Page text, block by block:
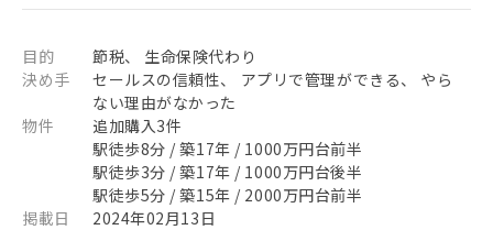
目的
節税、 生命保険代わり
決め手
セールスの信頼性、 アプリで管理ができる、 やら
ない理由がなかった
物件
追加購入3件
駅徒歩8分 / 築17年 / 1000万円台前半
駅徒歩3分 / 築17年 / 1000万円台後半
駅徒歩5分 / 築15年 / 2000万円台前半
掲載日
2024年02月13日